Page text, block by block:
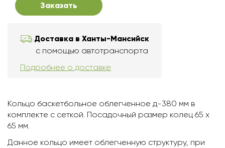
Заказать
Доставка в Ханты-Мансийск
с помощью автотранспорта
Подробнее о доставке
Кольцо баскетбольное облегченное д-380 мм в
комплекте с сеткой. Посадочный размер колец 65 х
65 мм.
Данное кольцо имеет облегченную структуру, при